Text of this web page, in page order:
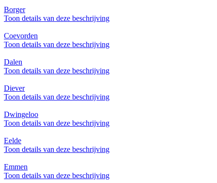
Borger
Toon details van deze beschrijving
Coevorden
Toon details van deze beschrijving
Dalen
Toon details van deze beschrijving
Diever
Toon details van deze beschrijving
Dwingeloo
Toon details van deze beschrijving
Eelde
Toon details van deze beschrijving
Emmen
Toon details van deze beschrijving